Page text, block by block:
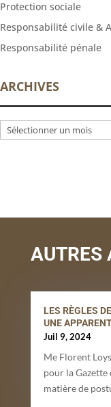
Protection sociale
Responsabilité civile &
Responsabilité pénale
ARCHIVES
Archives
AUTRES
LES RÈGLES
UNE
Juil 9, 2024
Me Florent
pour la Gazette
matière de